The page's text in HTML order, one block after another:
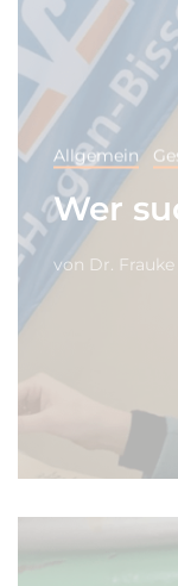
Allgemein
Wer
von Dr.